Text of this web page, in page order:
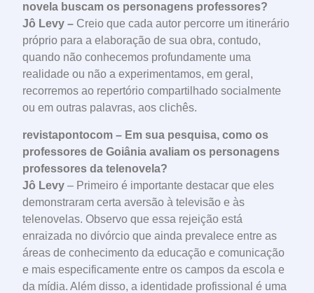
novela buscam os personagens professores?
Jô Levy – Creio que cada autor percorre um itinerário
próprio para a elaboração de sua obra, contudo,
quando não conhecemos profundamente uma
realidade ou não a experimentamos, em geral,
recorremos ao repertório compartilhado socialmente
ou em outras palavras, aos clichês.
revistapontocom – Em sua pesquisa, como os
professores de Goiânia avaliam os personagens
professores da telenovela?
Jô Levy – Primeiro é importante destacar que eles
demonstraram certa aversão à televisão e às
telenovelas. Observo que essa rejeição está
enraizada no divórcio que ainda prevalece entre as
áreas de conhecimento da educação e comunicação
e mais especificamente entre os campos da escola e
da mídia. Além disso, a identidade profissional é uma